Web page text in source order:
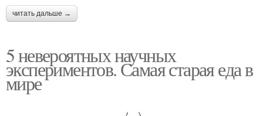
читать дальше →
5 невероятных научных
экспериментов. Самая старая еда в
мире